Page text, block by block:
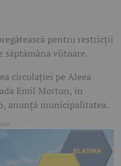
pentru restricții
săptămâna viitoare.
circulației pe Aleea
Emil Mortun, în
anunță municipalitatea.